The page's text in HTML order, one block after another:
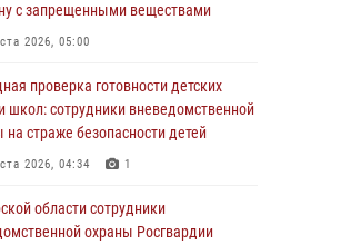
с запрещенными веществами
2026, 05:00
проверка готовности детских
школ: сотрудники вневедомственной
на страже безопасности детей
2026, 04:34 1
области сотрудники
охраны Росгвардии